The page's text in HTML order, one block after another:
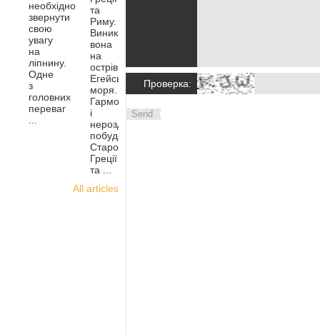
необхідно
звернути
свою
увагу
на
ліпнину.
Одне
з
головних
переваг
та
Риму.
Виникала
вона
на
острівці
Егейського
моря.
Гармонійність
і
нероздільність
побудов
Стародавньої
Греції
та ...
All articles
Проверка:
Send